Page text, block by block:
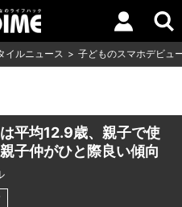
イルニュース 子どものスマホデビュ
平均12.9歳、親子で使
子仲がひと際良い傾向